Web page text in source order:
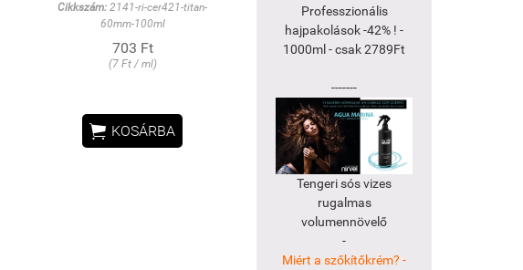
Cikkszám: 2141-ri-cer421-titan-
60mm-100ml
703 Ft
(7 Ft / ml)
 KOSÁRBA
Professzionális
hajpakolások -42% ! -
1000ml - csak 2789Ft
-------
Tengeri sós vizes
rugalmas
volumennövelő
-
Miért a szőkítőkrém? -